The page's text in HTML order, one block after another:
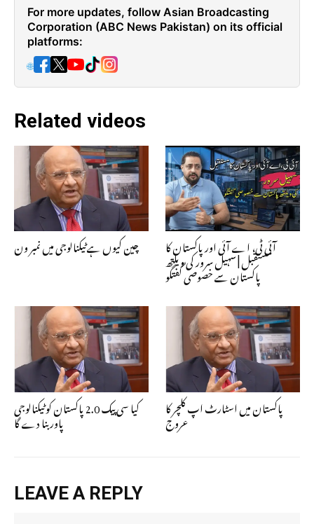
For more updates, follow Asian Broadcasting
Corporation (ABC News Pakistan) on its official
platforms:
🌐
Related videos
چین کیوں ہے ٹیکنالوجی میں نمبر ون آئی ٹی، اے آئی اور پاکستان کا
مستقبل | سہیل سرور کی ویلتھ
پاکستان سے خصوصی گفتگو
کیا سی پیک 2.0 پاکستان کو ٹیکنالوجی
پاور بنا دے گا
پاکستان میں اسٹارٹ اپ کلچر کا
عروج
LEAVE A REPLY